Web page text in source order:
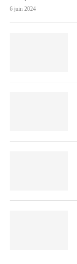
6 juin 2024